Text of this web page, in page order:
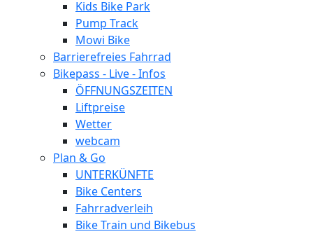
Kids Bike Park
Pump Track
Mowi Bike
Barrierefreies Fahrrad
Bikepass - Live - Infos
ÖFFNUNGSZEITEN
Liftpreise
Wetter
webcam
Plan & Go
UNTERKÜNFTE
Bike Centers
Fahrradverleih
Bike Train und Bikebus